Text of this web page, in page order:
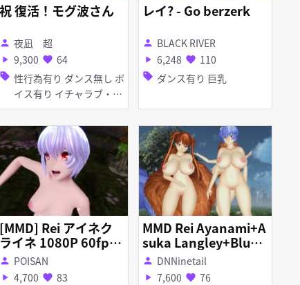
祝 復活！モグ波さん
person 夜凪 超
play_arrow 9,300 favorite 64
sell 性行為有り ダンス無し ボ
イス有り イチャラブ・あ
まあま 淫乱 爆乳 ブル
マ・体操着 お漏らし・潮
吹き 種付けプレス
レイ? - Go berzerk
person BLACK RIVER
play_arrow 6,248 favorite 110
sell ダンス有り 巨乳
[MMD] Rei アイネク
ライネ 1080P 60fps
R-18
person POISAN
play_arrow 4,700 favorite 83
MMD Rei Ayanami+A
suka Langley+Blue
Goddess (Worth It)
R18
person DNNinetail
play_arrow 7,600 favorite 76